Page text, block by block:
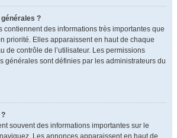
?
contiennent des informations très importantes que
priorité. Elles apparaissent en haut de chaque
de contrôle de l’utilisateur. Les permissions
générales sont définies par les administrateurs du
souvent des informations importantes sur le
Les annonces apparaissent en haut de